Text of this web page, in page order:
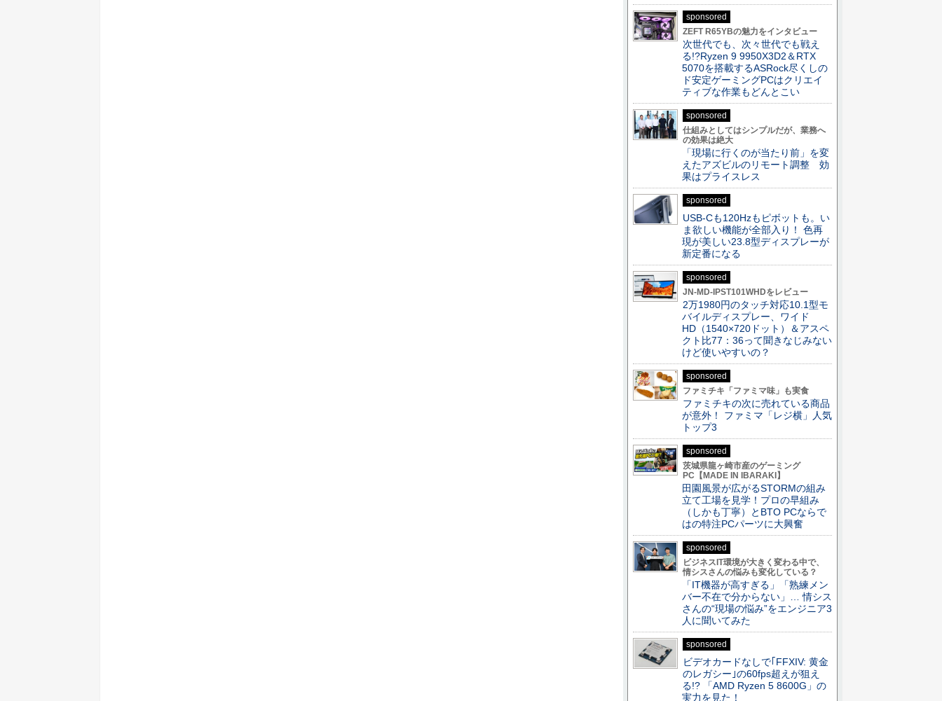
sponsored
ZEFT R65YBの魅力をインタビュー
次世代でも、次々世代でも戦え
る!?Ryzen 9 9950X3D2＆RTX
5070を搭載するASRock尽くしの
ド安定ゲーミングPCはクリエイ
ティブな作業もどんとこい
sponsored
仕組みとしてはシンプルだが、業務へ
の効果は絶大
「現場に行くのが当たり前」を変
えたアズビルのリモート調整 効
果はプライスレス
sponsored
USB-Cも120Hzもピボットも。い
ま欲しい機能が全部入り！ 色再
現が美しい23.8型ディスプレーが
新定番になる
sponsored
JN-MD-IPST101WHDをレビュー
2万1980円のタッチ対応10.1型モ
バイルディスプレー、ワイド
HD（1540×720ドット）＆アスペ
クト比77：36って聞きなじみない
けど使いやすいの？
sponsored
ファミチキ「ファミマ味」も実食
ファミチキの次に売れている商品
が意外！ ファミマ「レジ横」人気
トップ3
sponsored
茨城県龍ヶ崎市産のゲーミング
PC【MADE IN IBARAKI】
田園風景が広がるSTORMの組み
立て工場を見学！プロの早組み
（しかも丁寧）とBTO PCならで
はの特注PCパーツに大興奮
sponsored
ビジネスIT環境が大きく変わる中で、
情シスさんの悩みも変化している？
「IT機器が高すぎる」「熟練メン
バー不在で分からない」… 情シス
さんの“現場の悩み”をエンジニア3
人に聞いてみた
sponsored
ビデオカードなしで｢FFXIV: 黄金
のレガシー｣の60fps超えが狙え
る!? 「AMD Ryzen 5 8600G」の
実力を見た！